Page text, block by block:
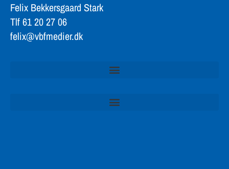
Felix Bekkersgaard Stark
Tlf 61 20 27 06
felix@vbfmedier.dk